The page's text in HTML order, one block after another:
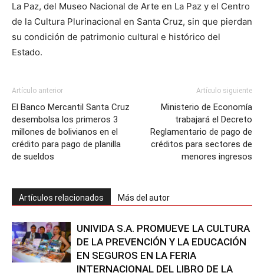
La Paz, del Museo Nacional de Arte en La Paz y el Centro
de la Cultura Plurinacional en Santa Cruz, sin que pierdan
su condición de patrimonio cultural e histórico del
Estado.
Artículo anterior
El Banco Mercantil Santa Cruz
desembolsa los primeros 3
millones de bolivianos en el
crédito para pago de planilla
de sueldos
Artículo siguiente
Ministerio de Economía
trabajará el Decreto
Reglamentario de pago de
créditos para sectores de
menores ingresos
Artículos relacionados Más del autor
UNIVIDA S.A. PROMUEVE LA CULTURA
DE LA PREVENCIÓN Y LA EDUCACIÓN
EN SEGUROS EN LA FERIA
INTERNACIONAL DEL LIBRO DE LA